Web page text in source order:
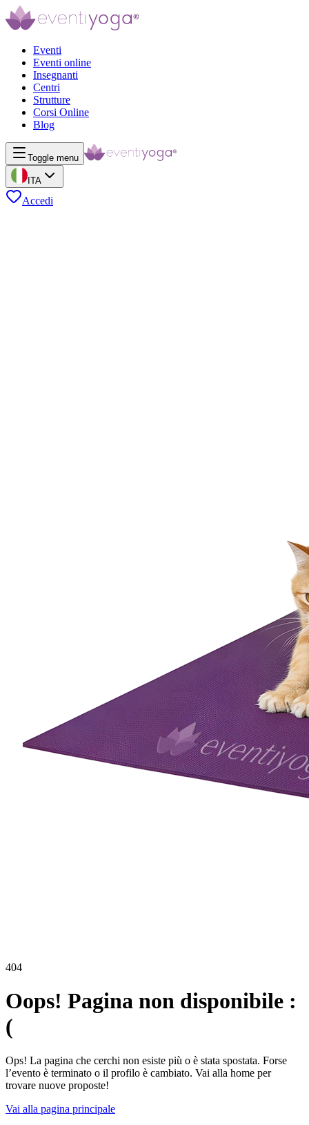
Eventi
Eventi online
Insegnanti
Centri
Strutture
Corsi Online
Blog
Toggle menu
ITA
Accedi
404
Oops! Pagina non disponibile :
(
Ops! La pagina che cerchi non esiste più o è stata spostata. Forse
l’evento è terminato o il profilo è cambiato. Vai alla home per
trovare nuove proposte!
Vai alla pagina principale